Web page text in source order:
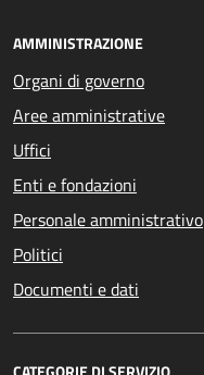
AMMINISTRAZIONE
Organi di governo
Aree amministrative
Uffici
Enti e fondazioni
Personale amministrativo
Politici
Documenti e dati